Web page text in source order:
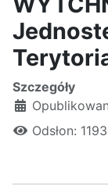
Szczegóły
Odsłon: 1193